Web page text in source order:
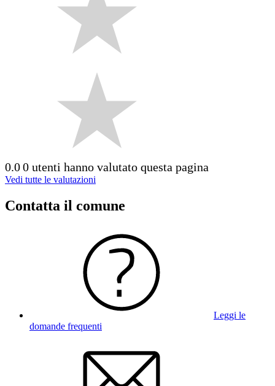
0.00 utenti hanno valutato questa pagina
Vedi tutte le valutazioni
Contatta il comune
Leggi le
domande frequenti